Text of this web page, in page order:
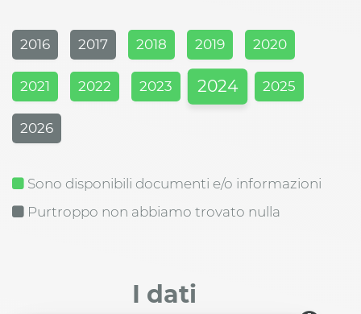
2016 2017 2018 2019 2020
2021 2022 2023 2024 2025
2026
Sono disponibili documenti e/o informazioni
Purtroppo non abbiamo trovato nulla
I dati